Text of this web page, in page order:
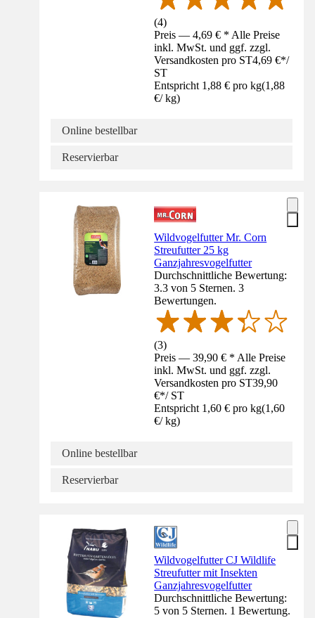
(4)
Preis — 4,69 € * Alle Preise
inkl. MwSt. und ggf. zzgl.
Versandkosten pro ST4,69 €*/
ST
Entspricht 1,88 € pro kg(1,88
€/ kg)
Online bestellbar
Reservierbar
Wildvogelfutter Mr. Corn
Streufutter 25 kg
Ganzjahresvogelfutter
Durchschnittliche Bewertung:
3.3 von 5 Sternen. 3
Bewertungen.
(3)
Preis — 39,90 € * Alle Preise
inkl. MwSt. und ggf. zzgl.
Versandkosten pro ST39,90
€*/ ST
Entspricht 1,60 € pro kg(1,60
€/ kg)
Online bestellbar
Reservierbar
Wildvogelfutter CJ Wildlife
Streufutter mit Insekten
Ganzjahresvogelfutter
Durchschnittliche Bewertung:
5 von 5 Sternen. 1 Bewertung.